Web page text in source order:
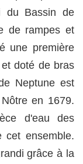
du Bassin de
de rampes et
une première
doté de bras
Neptune est
en 1679.
d'eau des
cet ensemble.
grâce à la